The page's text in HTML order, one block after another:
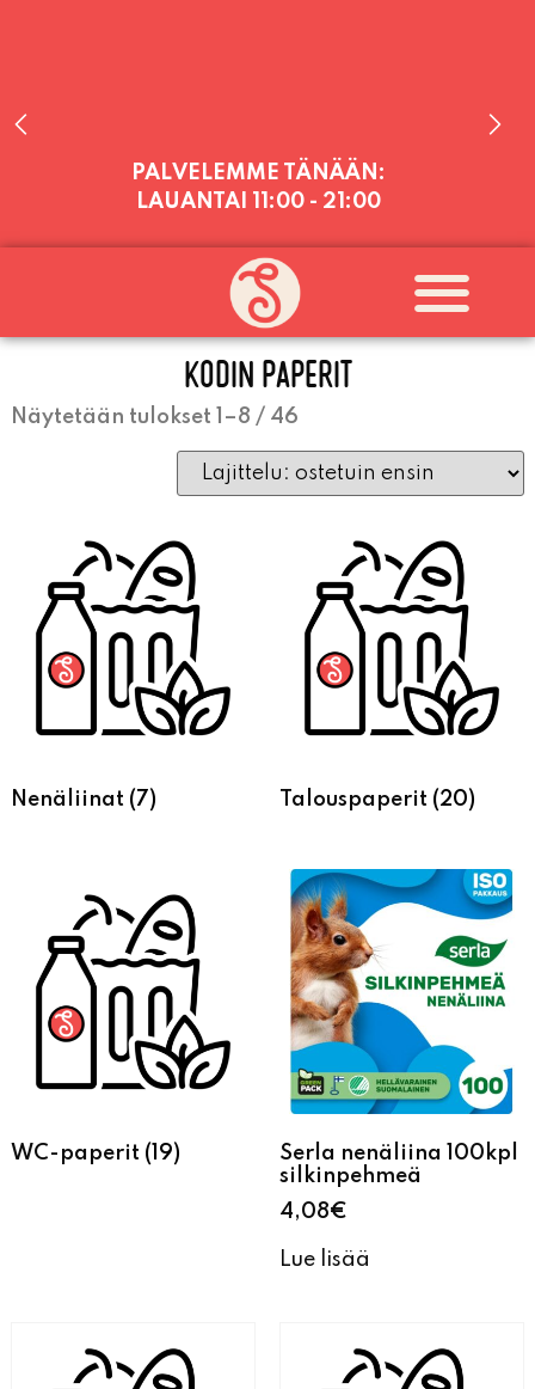
PALVELEMME TÄNÄÄN:
LAUANTAI 11:00 - 21:00
PALVELEMME PÄIVITTÄIN (MA-SU
KLO 11-21) SUNNUNTAIHIN 16.8.
SAAKKA JONKA JÄLKEEN OLEMME
AVOINNA VIIKONLOPPUISIN (PE-
SU) ELOKUUN LOPPUUN ASTI
KODIN PAPERIT
Näytetään tulokset 1–8 / 46
Nenäliinat (7) Talouspaperit (20)
WC-paperit (19)
Serla nenäliina 100kpl
silkinpehmeä
4,08€
Lue lisää